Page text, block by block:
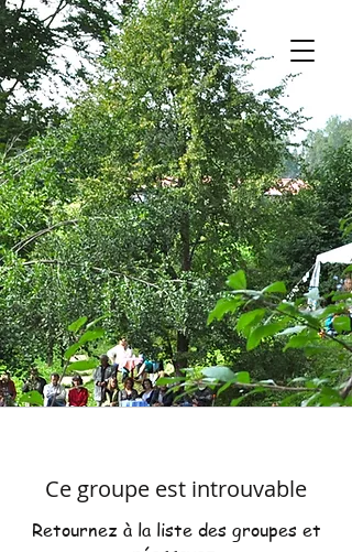
Ce groupe est introuvable
Retournez à la liste des groupes et